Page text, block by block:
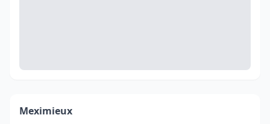
Meximieux